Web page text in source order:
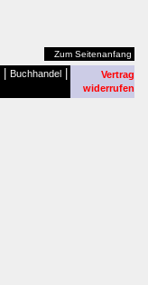
Zum Seitenanfang
Buchhandel
Vertrag
widerrufen